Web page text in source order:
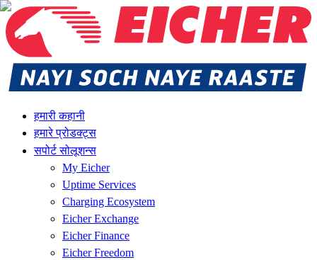
हमारी कहानी
हमारे प्रोडक्ट्स
सपोर्ट सोलूशन्स
My Eicher
Uptime Services
Charging Ecosystem
Eicher Exchange
Eicher Finance
Eicher Freedom